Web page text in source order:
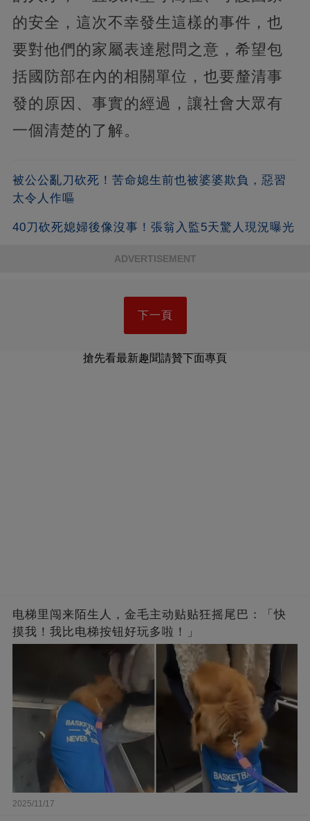
的安全，這次不幸發生這樣的事件，也
要對他們的家屬表達慰問之意，希望包
括國防部在內的相關單位，也要釐清事
發的原因、事實的經過，讓社會大眾有
一個清楚的了解。
被公公亂刀砍死！苦命媳生前也被婆婆欺負，惡習
太令人作嘔
40刀砍死媳婦後像沒事！張翁入監5天驚人現況曝光
ADVERTISEMENT
下一頁
搶先看最新趣聞請贊下面專頁
电梯里闯来陌生人，金毛主动贴贴狂摇尾巴：「快
摸我！我比电梯按钮好玩多啦！」
2025/11/17